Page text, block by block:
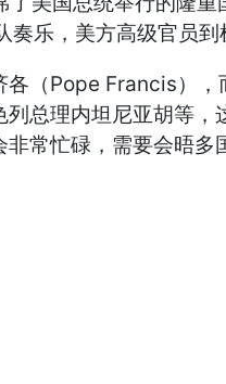
乐，美方高级官员到
Pope Francis），
总理内坦尼亚胡等
常忙碌，需要会晤